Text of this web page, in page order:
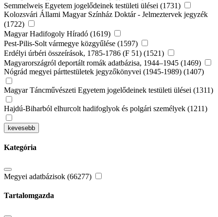
Semmelweis Egyetem jogelődeinek testületi ülései (1731)
Kolozsvári Állami Magyar Színház Doktár - Jelmeztervek jegyzék
(1722)
Magyar Hadifogoly Híradó (1619)
Pest-Pilis-Solt vármegye közgyűlése (1597)
Erdélyi úrbéri összeírások, 1785-1786 (F 51) (1521)
Magyarországról deportált romák adatbázisa, 1944–1945 (1469)
Nógrád megyei párttestületek jegyzőkönyvei (1945-1989) (1407)
Magyar Táncművészeti Egyetem jogelődeinek testületi ülései (1311)
Hajdú-Biharból elhurcolt hadifoglyok és polgári személyek (1211)
kevesebb
Kategória
Megyei adatbázisok (66277)
Tartalomgazda